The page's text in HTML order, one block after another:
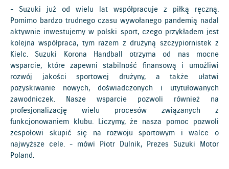
- Suzuki już od wielu lat współpracuje z piłką ręczną.
Pomimo bardzo trudnego czasu wywołanego pandemią nadal
aktywnie inwestujemy w polski sport, czego przykładem jest
kolejna współpraca, tym razem z drużyną szczypiornistek z
Kielc. Suzuki Korona Handball otrzyma od nas mocne
wsparcie, które zapewni stabilność finansową i umożliwi
rozwój jakości sportowej drużyny, a także ułatwi
pozyskiwanie nowych, doświadczonych i utytułowanych
zawodniczek. Nasze wsparcie pozwoli również na
profesjonalizację wielu procesów związanych z
funkcjonowaniem klubu. Liczymy, że nasza pomoc pozwoli
zespołowi skupić się na rozwoju sportowym i walce o
najwyższe cele. - mówi Piotr Dulnik, Prezes Suzuki Motor
Poland.